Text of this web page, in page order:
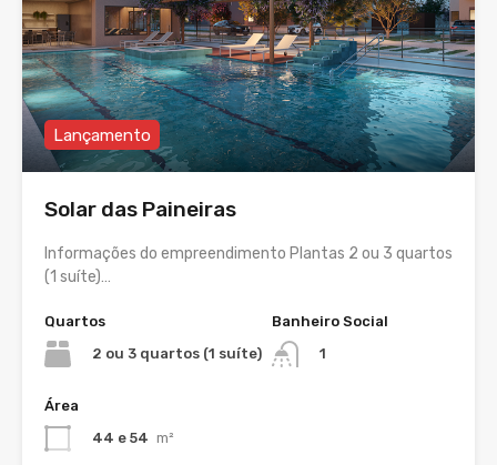
Lançamento
Solar das Paineiras
Informações do empreendimento Plantas 2 ou 3 quartos
(1 suíte)…
Quartos
2 ou 3 quartos (1 suíte)
Banheiro Social
1
Área
44 e 54 m²